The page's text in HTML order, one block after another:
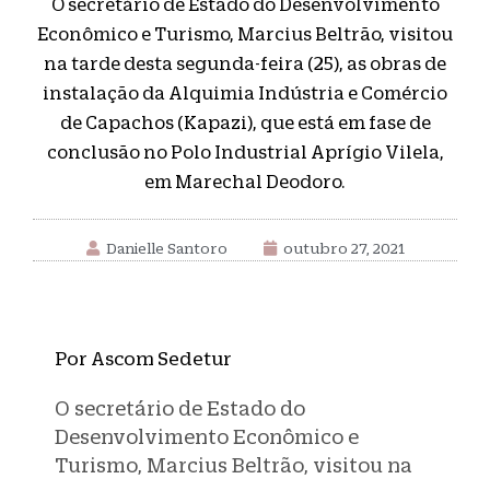
O secretário de Estado do Desenvolvimento
Econômico e Turismo, Marcius Beltrão, visitou
na tarde desta segunda-feira (25), as obras de
instalação da Alquimia Indústria e Comércio
de Capachos (Kapazi), que está em fase de
conclusão no Polo Industrial Aprígio Vilela,
em Marechal Deodoro.
Danielle Santoro outubro 27, 2021
Por Ascom Sedetur
O secretário de Estado do
Desenvolvimento Econômico e
Turismo, Marcius Beltrão, visitou na